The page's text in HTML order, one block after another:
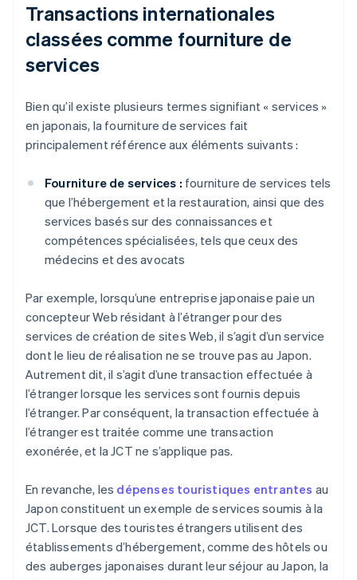
Transactions internationales
classées comme fourniture de
services
Bien qu’il existe plusieurs termes signifiant « services »
en japonais, la fourniture de services fait
principalement référence aux éléments suivants :
Fourniture de services : fourniture de services tels
que l’hébergement et la restauration, ainsi que des
services basés sur des connaissances et
compétences spécialisées, tels que ceux des
médecins et des avocats
Par exemple, lorsqu’une entreprise japonaise paie un
concepteur Web résidant à l’étranger pour des
services de création de sites Web, il s’agit d’un service
dont le lieu de réalisation ne se trouve pas au Japon.
Autrement dit, il s’agit d’une transaction effectuée à
l’étranger lorsque les services sont fournis depuis
l’étranger. Par conséquent, la transaction effectuée à
l’étranger est traitée comme une transaction
exonérée, et la JCT ne s’applique pas.
En revanche, les dépenses touristiques entrantes au
Japon constituent un exemple de services soumis à la
JCT. Lorsque des touristes étrangers utilisent des
établissements d’hébergement, comme des hôtels ou
des auberges japonaises durant leur séjour au Japon, la